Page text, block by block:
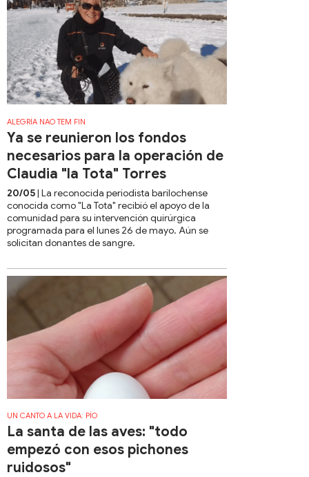
ALEGRÍA NAO TEM FIN
Ya se reunieron los fondos
necesarios para la operación de
Claudia "la Tota" Torres
20/05| La reconocida periodista barilochense
conocida como "La Tota" recibió el apoyo de la
comunidad para su intervención quirúrgica
programada para el lunes 26 de mayo. Aún se
solicitan donantes de sangre.
UN CANTO A LA VIDA: PÍO
La santa de las aves: "todo
empezó con esos pichones
ruidosos"